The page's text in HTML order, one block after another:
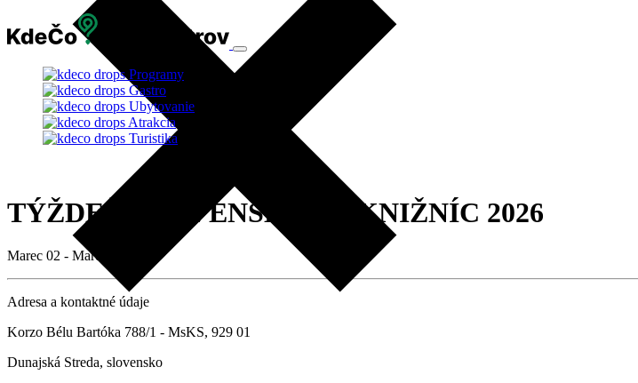
Programy
Gastro
Ubytovanie
Atrakcia
Turistika
TÝŽDEŇ SLOVENSKÝCH KNIŽNÍC 2026
Marec 02 - Marec 06
Adresa a kontaktné údaje
Korzo Bélu Bartóka 788/1 - MsKS, 929 01
Dunajská Streda, slovensko